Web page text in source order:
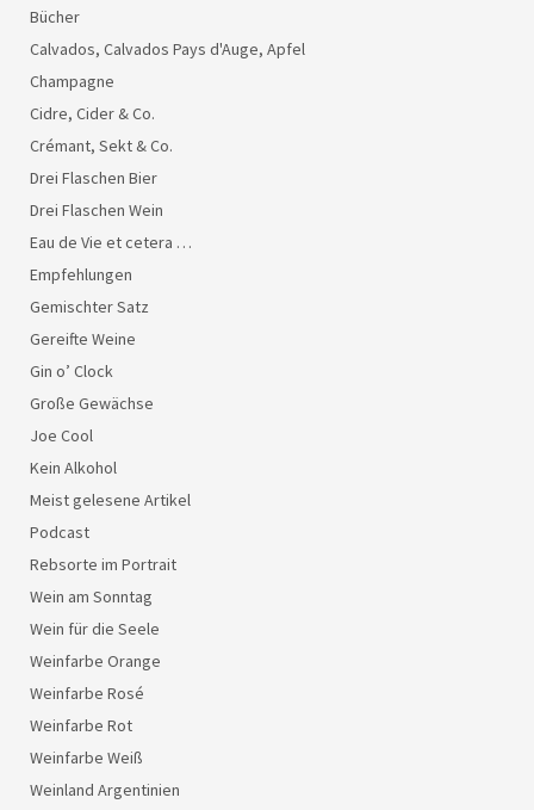
Bücher
Calvados, Calvados Pays d'Auge, Apfel
Champagne
Cidre, Cider & Co.
Crémant, Sekt & Co.
Drei Flaschen Bier
Drei Flaschen Wein
Eau de Vie et cetera …
Empfehlungen
Gemischter Satz
Gereifte Weine
Gin o’ Clock
Große Gewächse
Joe Cool
Kein Alkohol
Meist gelesene Artikel
Podcast
Rebsorte im Portrait
Wein am Sonntag
Wein für die Seele
Weinfarbe Orange
Weinfarbe Rosé
Weinfarbe Rot
Weinfarbe Weiß
Weinland Argentinien